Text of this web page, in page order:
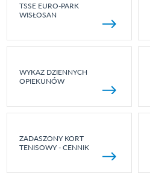
TSSE EURO-PARK
WISŁOSAN
WYKAZ DZIENNYCH
OPIEKUNÓW
ZADASZONY KORT
TENISOWY - CENNIK